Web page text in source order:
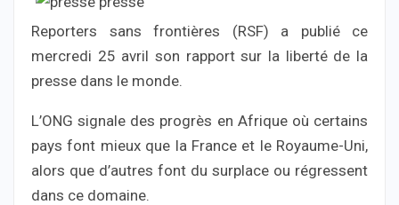
Reporters sans frontières (RSF) a publié ce
mercredi 25 avril son rapport sur la liberté de la
presse dans le monde.
L’ONG signale des progrès en Afrique où certains
pays font mieux que la France et le Royaume-Uni,
alors que d’autres font du surplace ou régressent
dans ce domaine.